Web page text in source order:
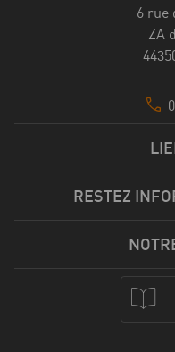
6 rue
ZA
RESTEZ